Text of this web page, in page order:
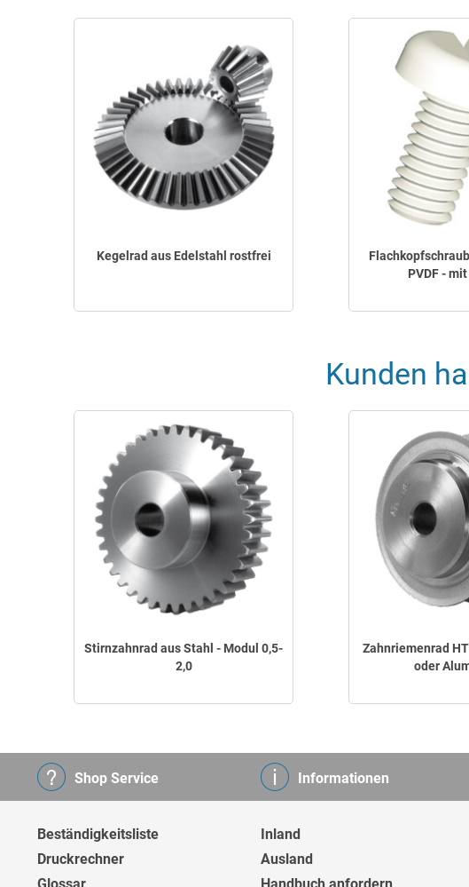
Kegelrad aus Edelstahl rostfrei
PVDF -
Kunden
Stirnzahnrad aus Stahl - Modul 0,5-
2,0
Zahnriemenrad
oder
Shop Service
Beständigkeitsliste
Druckrechner
Informationen
Inland
Ausland